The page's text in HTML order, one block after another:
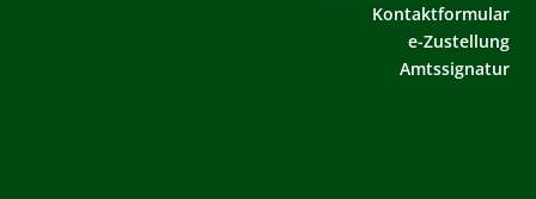
Kontaktformular
e-Zustellung
Amtssignatur